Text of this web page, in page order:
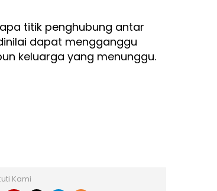
titik penghubung antar
dapat mengganggu
keluarga yang menunggu.
Kami